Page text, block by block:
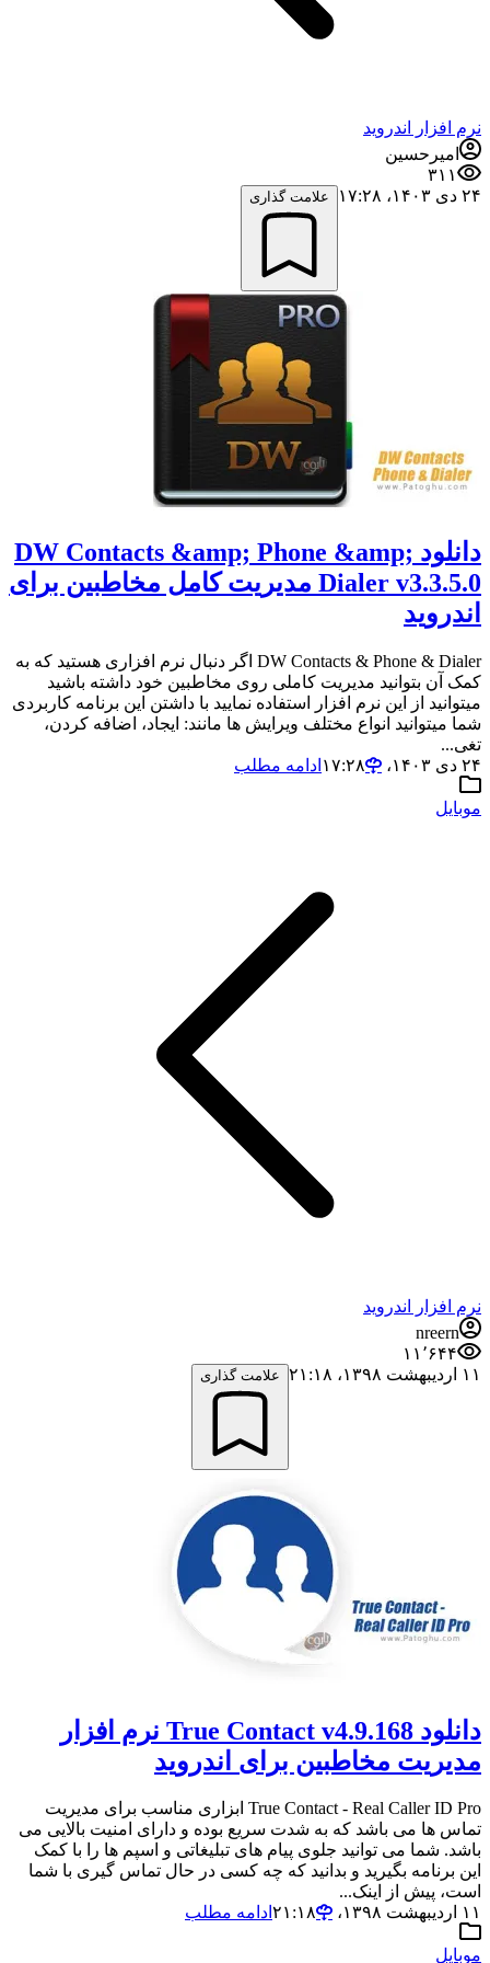
نرم افزار اندروید
امیرحسین
۳۱۱
۲۴ دی ۱۴۰۳،‏ ۱۷:۲۸
علامت گذاری
دانلود DW Contacts &amp; Phone &amp;
Dialer v3.3.5.0 مدیریت کامل مخاطبین برای
اندروید
DW Contacts & Phone & Dialer اگر دنبال نرم افزاری هستید که به
کمک آن بتوانید مدیریت کاملی روی مخاطبین خود داشته باشید
میتوانید از این نرم افزار استفاده نمایید با داشتن این برنامه کاربردی
شما میتوانید انواع مختلف ویرایش ها مانند: ایجاد، اضافه کردن،
تغی...
۲۴ دی ۱۴۰۳،‏ ۱۷:۲۸
ادامه مطلب
موبایل
نرم افزار اندروید
nreern
۱۱٬۶۴۴
۱۱ اردیبهشت ۱۳۹۸،‏ ۲۱:۱۸
علامت گذاری
دانلود True Contact v4.9.168 نرم افزار
مدیریت مخاطبین برای اندروید
True Contact - Real Caller ID Pro ابزاری مناسب برای مدیریت
تماس ها می باشد که به شدت سریع بوده و دارای امنیت بالایی می
باشد. شما می توانید جلوی پیام های تبلیغاتی و اسپم ها را با کمک
این برنامه بگیرید و بدانید که چه کسی در حال تماس گیری با شما
است، پیش از اینک...
۱۱ اردیبهشت ۱۳۹۸،‏ ۲۱:۱۸
ادامه مطلب
موبایل